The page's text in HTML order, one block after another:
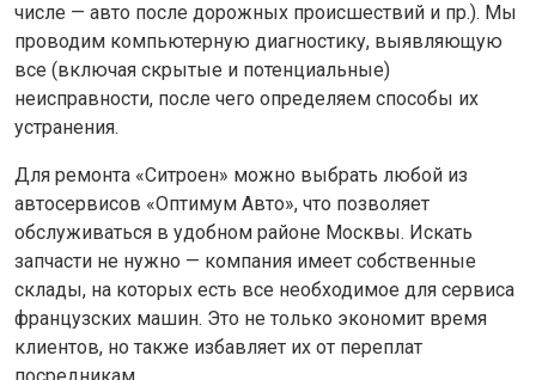
числе — авто после дорожных происшествий и пр.). Мы
проводим компьютерную диагностику, выявляющую
все (включая скрытые и потенциальные)
неисправности, после чего определяем способы их
устранения.
Для ремонта «Ситроен» можно выбрать любой из
автосервисов «Оптимум Авто», что позволяет
обслуживаться в удобном районе Москвы. Искать
запчасти не нужно — компания имеет собственные
склады, на которых есть все необходимое для сервиса
французских машин. Это не только экономит время
клиентов, но также избавляет их от переплат